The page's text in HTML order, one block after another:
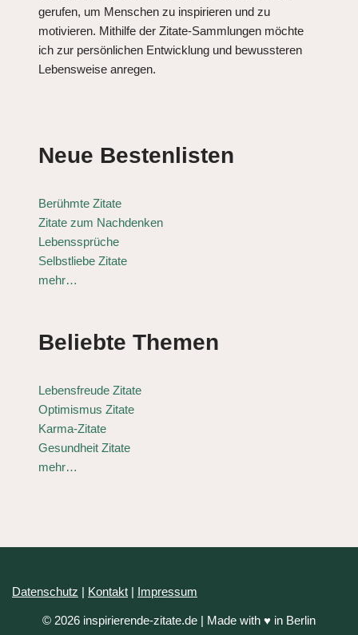
gerufen, um Menschen zu inspirieren und zu
motivieren. Mithilfe der Zitate-Sammlungen möchte
ich zur persönlichen Entwicklung und bewussteren
Lebensweise anregen.
Neue Bestenlisten
Berühmte Zitate
Zitate zum Nachdenken
Lebenssprüche
Selbstliebe Zitate
mehr…
Beliebte Themen
Lebensfreude Zitate
Optimismus Zitate
Karma-Zitate
Gesundheit Zitate
mehr…
Datenschutz | Kontakt | Impressum
© 2026 inspirierende-zitate.de | Made with ♥ in Berlin